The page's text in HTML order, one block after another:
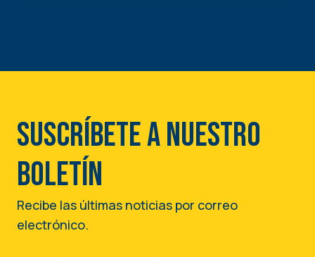
Suscríbete a nuestro
boletín
Recibe las últimas noticias por correo
electrónico.